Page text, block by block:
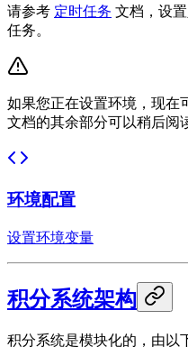
请参考 定时任务 文档，设
任务。
如果您正在设置环境，现在
文档的其余部分可以稍后阅
环境配置
设置环境变量
积分系统架构
积分系统是模块化的，由以